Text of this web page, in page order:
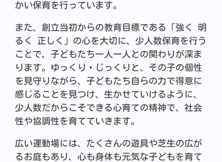
かい保育を行っています。
また、創立当初からの教育目標である「強く 明
るく 正しく」の心を大切に、少人数保育を行う
ことで、子どもたち一人一人との関わりが深ま
ります。ゆっくり・じっくりと、その子の個性
を見守りながら、子どもたち自らの力で得意に
感じることを見つけ、生かせていけるように、
少人数だからこそできる心育ての精神で、社会
性や協調性を育てていきます。
広い運動場には、たくさんの遊具や芝生の広が
るお庭もあり、心も身体も元気な子どもを育て